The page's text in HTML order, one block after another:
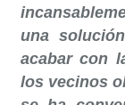
una
acabar con
los vecinos